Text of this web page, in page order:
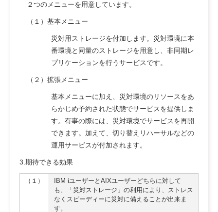
２つのメニューを用意しています。
（１）基本メニュー
災対用ストレージを付加します。災対環境に本
番環境と同量のストレージを用意し、非同期レ
プリケーションを行うサービスです。
（２）拡張メニュー
基本メニューに加え、災対環境のリソースをあ
らかじめ予約された状態でサービスを提供しま
す。有事の際には、災対環境でサービスを再開
できます。加えて、切り替えリハーサルなどの
運用サービスが付加されます。
3.期待できる効果
（１）
IBM iユーザーとAIXユーザーどちらに対して
も、「災対ストレージ」の利用により、ストレス
なくスピーディーに災対に備えることが出来ま
す。